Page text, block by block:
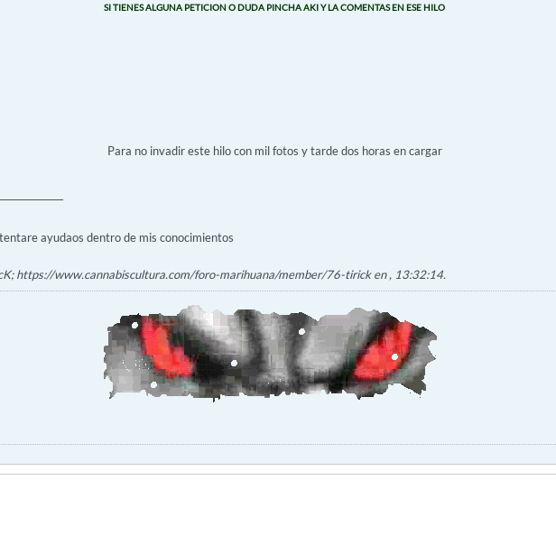
SI TIENES ALGUNA PETICION O DUDA PINCHA AKI Y LA COMENTAS EN ESE HILO
Para no invadir este hilo con mil fotos y tarde dos horas en cargar
ayudaos dentro de mis conocimientos
https://www.cannabiscultura.com/foro-marihuana/member/76-tirick en, 13:32:14.